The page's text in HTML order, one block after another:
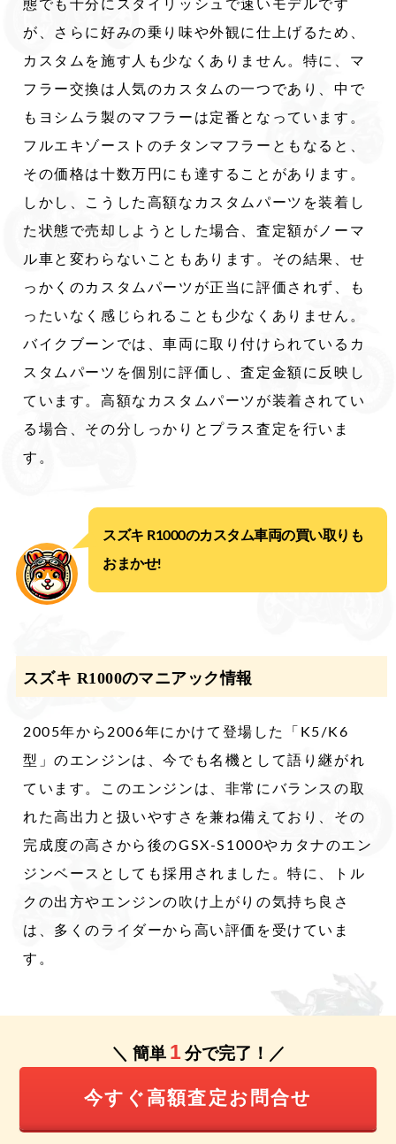
態でも十分にスタイリッシュで速いモデルです
が、さらに好みの乗り味や外観に仕上げるため、
カスタムを施す人も少なくありません。特に、マ
フラー交換は人気のカスタムの一つであり、中で
もヨシムラ製のマフラーは定番となっています。
フルエキゾーストのチタンマフラーともなると、
その価格は十数万円にも達することがあります。
しかし、こうした高額なカスタムパーツを装着し
た状態で売却しようとした場合、査定額がノーマ
ル車と変わらないこともあります。その結果、せ
っかくのカスタムパーツが正当に評価されず、も
ったいなく感じられることも少なくありません。
バイクブーンでは、車両に取り付けられているカ
スタムパーツを個別に評価し、査定金額に反映し
ています。高額なカスタムパーツが装着されてい
る場合、その分しっかりとプラス査定を行いま
す。
スズキ R1000のカスタム車両の買い取りも
おまかせ!
スズキ R1000のマニアック情報
2005年から2006年にかけて登場した「K5/K6
型」のエンジンは、今でも名機として語り継がれ
ています。このエンジンは、非常にバランスの取
れた高出力と扱いやすさを兼ね備えており、その
完成度の高さから後のGSX-S1000やカタナのエン
ジンベースとしても採用されました。特に、トル
クの出方やエンジンの吹け上がりの気持ち良さ
は、多くのライダーから高い評価を受けていま
す。
＼ 簡単 1 分で完了！／
今すぐ高額査定お問合せ